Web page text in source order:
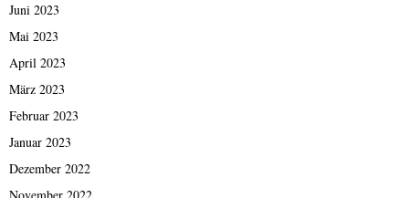
Juni 2023
Mai 2023
April 2023
März 2023
Februar 2023
Januar 2023
Dezember 2022